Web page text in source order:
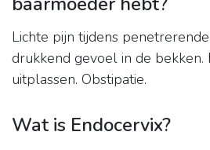
Lichte pijn tijdens
drukkend gevoel in de bekken.
uitplassen. Obstipatie.
Wat is Endocervix?